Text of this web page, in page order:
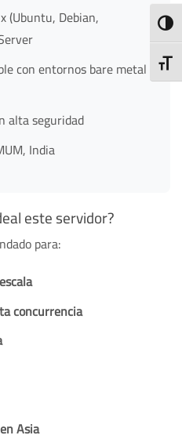
(Ubuntu, Debian,
con entornos bare metal
alta seguridad
India
este servidor?
para:
concurrencia
Asia